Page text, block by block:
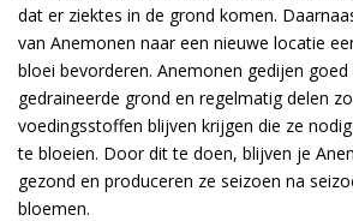
dat er ziektes in de grond komen.
van Anemonen naar een nieuwe locatie
bloei bevorderen. Anemonen gedijen
gedraineerde grond en regelmatig delen
voedingsstoffen blijven krijgen die ze
te bloeien. Door dit te doen, blijven je
gezond en produceren ze seizoen na
bloemen.